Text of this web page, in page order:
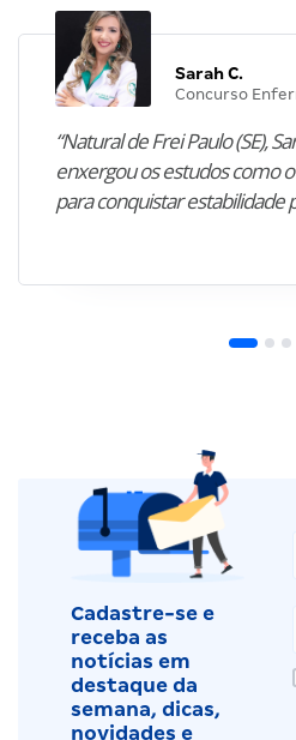
Sarah C.
Concurso
“Natural de Frei Paulo (SE),
enxergou os estudos como
para conquistar estabilidade
Cadastre-se e
receba as
notícias em
destaque da
semana, dicas,
novidades e